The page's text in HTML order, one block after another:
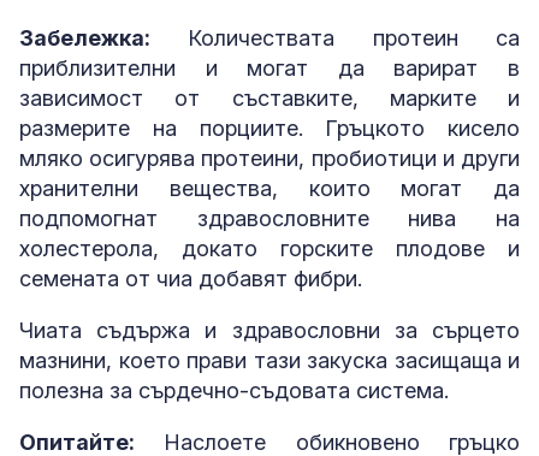
Забележка: Количествата протеин са
приблизителни и могат да варират в
зависимост от съставките, марките и
размерите на порциите. Гръцкото кисело
мляко осигурява протеини, пробиотици и други
хранителни вещества, които могат да
подпомогнат здравословните нива на
холестерола, докато горските плодове и
семената от чиа добавят фибри.
Чиата съдържа и здравословни за сърцето
мазнини, което прави тази закуска засищаща и
полезна за сърдечно-съдовата система.
Опитайте: Наслоете обикновено гръцко